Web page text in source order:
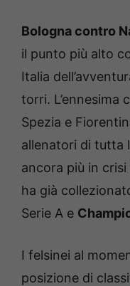
Bologna contro
il punto più alto
Italia
torri. L’ennesima
Spezia e
allenatori di tutta
ancora più in
ha già
Serie A e
I felsinei al
posizione di